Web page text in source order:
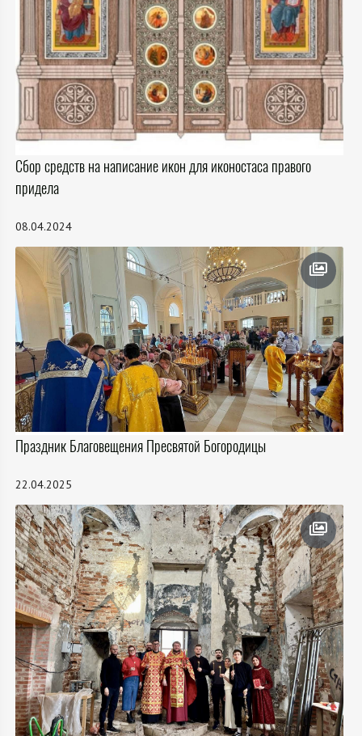
Сбор средств на написание икон для иконостаса правого
придела
08.04.2024
Праздник Благовещения Пресвятой Богородицы
22.04.2025